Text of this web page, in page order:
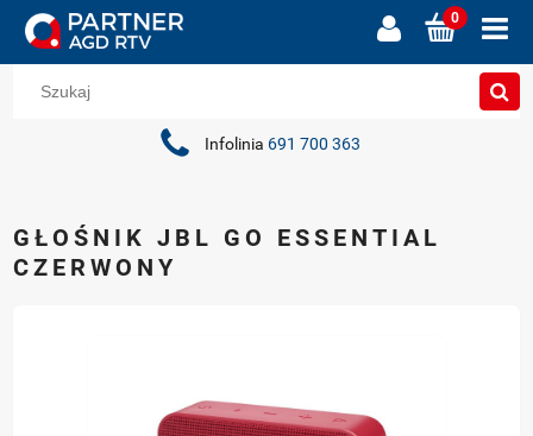
Infolinia 691 700 363
GŁOŚNIK JBL GO ESSENTIAL
CZERWONY